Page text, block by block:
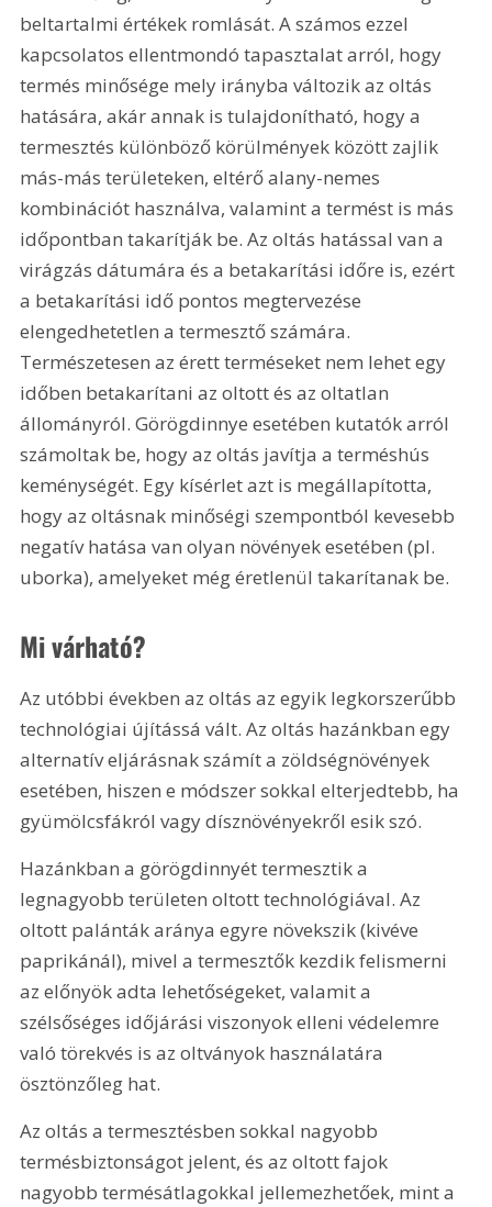
beltartalmi értékek romlását. A számos ezzel
kapcsolatos ellentmondó tapasztalat arról, hogy
termés minősége mely irányba változik az oltás
hatására, akár annak is tulajdonítható, hogy a
termesztés különböző körülmények között zajlik
más-más területeken, eltérő alany-nemes
kombinációt használva, valamint a termést is más
időpontban takarítják be. Az oltás hatással van a
virágzás dátumára és a betakarítási időre is, ezért
a betakarítási idő pontos megtervezése
elengedhetetlen a termesztő számára.
Természetesen az érett terméseket nem lehet egy
időben betakarítani az oltott és az oltatlan
állományról. Görögdinnye esetében kutatók arról
számoltak be, hogy az oltás javítja a terméshús
keménységét. Egy kísérlet azt is megállapította,
hogy az oltásnak minőségi szempontból kevesebb
negatív hatása van olyan növények esetében (pl.
uborka), amelyeket még éretlenül takarítanak be.
Mi várható?
Az utóbbi években az oltás az egyik legkorszerűbb
technológiai újítássá vált. Az oltás hazánkban egy
alternatív eljárásnak számít a zöldségnövények
esetében, hiszen e módszer sokkal elterjedtebb, ha
gyümölcsfákról vagy dísznövényekről esik szó.
Hazánkban a görögdinnyét termesztik a
legnagyobb területen oltott technológiával. Az
oltott palánták aránya egyre növekszik (kivéve
paprikánál), mivel a termesztők kezdik felismerni
az előnyök adta lehetőségeket, valamit a
szélsőséges időjárási viszonyok elleni védelemre
való törekvés is az oltványok használatára
ösztönzőleg hat.
Az oltás a termesztésben sokkal nagyobb
termésbiztonságot jelent, és az oltott fajok
nagyobb termésátlagokkal jellemezhetőek, mint a